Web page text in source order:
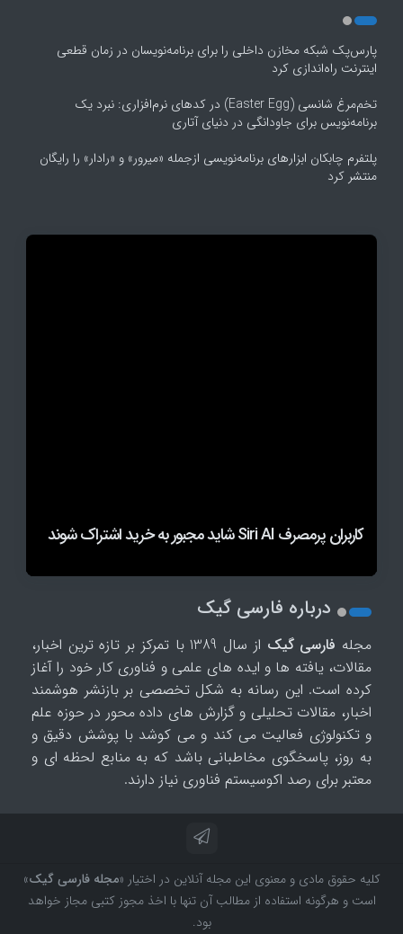
پارس‌پک شبکه مخازن داخلی را برای برنامه‌نویسان در زمان قطعی
اینترنت راه‌اندازی کرد
تخم‌مرغ شانسی (Easter Egg) در کدهای نرم‌افزاری: نبرد یک
برنامه‌نویس برای جاودانگی در دنیای آتاری
پلتفرم چابکان ابزارهای برنامه‌نویسی ازجمله «میرور» و «رادار» را رایگان
منتشر کرد
کاربران پرمصرف Siri AI شاید مجبور به خرید اشتراک شوند
دستگی در دره سیلیکون و دولت ترامپ شد؟
رادار مخصوص بررسی ماهیچه های بدن ابداع شد
روباتی با دستان اره ای به نجات انسان‌ها می رود
درباره فارسی گیک
مجله فارسی گیک
از سال 1389 با تمرکز بر تازه ترین اخبار،
مقالات، یافته ها و ایده های علمی و فناوری کار خود را آغاز
کرده است. این رسانه به شکل تخصصی بر بازنشر هوشمند
اخبار، مقالات تحلیلی و گزارش های داده محور در حوزه علم
و تکنولوژی فعالیت می کند و می کوشد با پوشش دقیق و
به روز، پاسخگوی مخاطبانی باشد که به منابع لحظه ای و
معتبر برای رصد اکوسیستم فناوری نیاز دارند.
کلیه حقوق مادی و معنوی این مجله آنلاین در اختیار «مجله فارسی گیک»
است و هرگونه استفاده از مطالب آن تنها با اخذ مجوز کتبی مجاز خواهد
بود.